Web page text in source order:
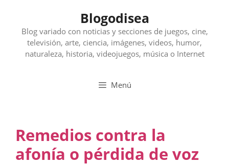
contenido
Blogodisea
Blog variado con noticias y secciones de juegos, cine,
televisión, arte, ciencia, imágenes, videos, humor,
naturaleza, historia, videojuegos, música o Internet
Menú
Remedios contra la
afonía o pérdida de voz